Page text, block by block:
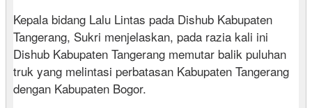
Kepala bidang Lalu Lintas pada Dishub Kabupaten
Tangerang, Sukri menjelaskan, pada razia kali ini
Dishub Kabupaten Tangerang memutar balik puluhan
truk yang melintasi perbatasan Kabupaten Tangerang
dengan Kabupaten Bogor.